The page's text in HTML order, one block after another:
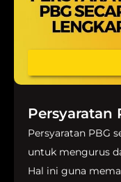
Persyaratan
Persyaratan PBG
untuk mengurus
Hal ini guna